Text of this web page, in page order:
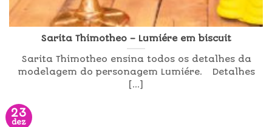
Sarita Thimotheo – Lumiére em biscuit
Sarita Thimotheo ensina todos os detalhes da
modelagem do personagem Lumiére. Detalhes
[...]
23
dez